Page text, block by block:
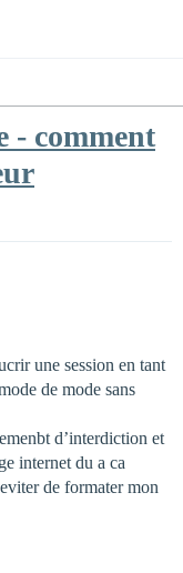
- comment
une session en tant
de mode sans
d’interdiction et
internet du a ca
de formater mon